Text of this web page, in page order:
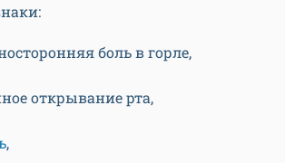
боль в горле,
открывание рта,
,